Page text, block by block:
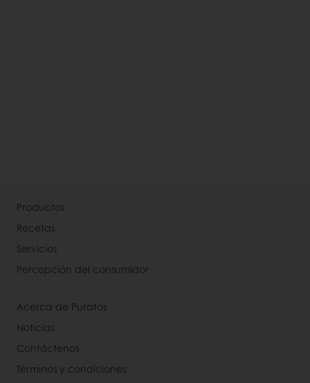
Productos
Recetas
Servicios
Percepción del consumidor
Acerca de Puratos
Noticias
Contáctenos
Términos y condiciones